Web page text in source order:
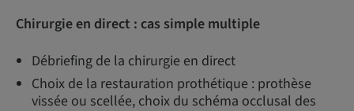
Chirurgie en direct : cas simple multiple
Débriefing de la chirurgie en direct
Choix de la restauration prothétique : prothèse
vissée ou scellée, choix du schéma occlusal des